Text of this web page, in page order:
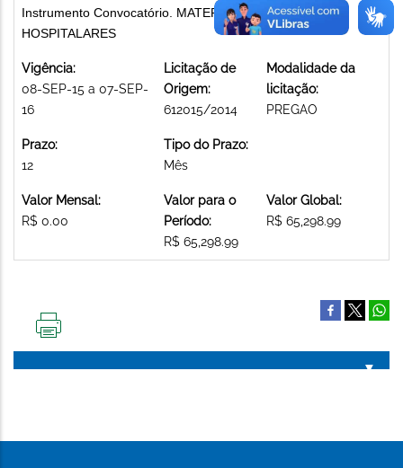
Instrumento Convocatório. MATERIAIS MÉDICO-
HOSPITALARES
Vigência:
08-SEP-15 a 07-SEP-
16
Licitação de
Origem:
612015/2014
Modalidade da
licitação:
PREGAO
Prazo:
12
Tipo do Prazo:
Mês
Valor Mensal:
R$ 0.00
Valor para o
Período:
R$ 65,298.99
Valor Global:
R$ 65,298.99
PÁGINA